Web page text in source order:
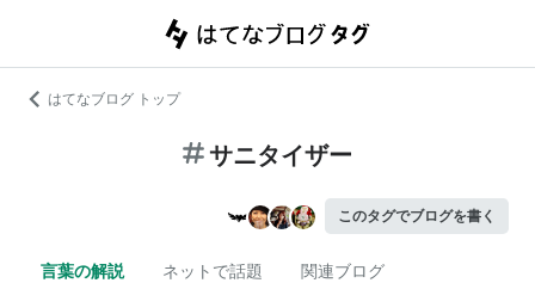
はてなブログ トップ
サニタイザー
このタグでブログを書く
言葉の解説 ネットで話題 関連ブログ